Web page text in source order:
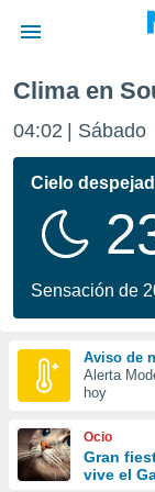
de
ha sido
calidad.
a este
las
y
forma
digital
basada
Clima en
04:02 Sábado
Cielo
Sensación de
Aviso de
Alerta
hoy
Ocio
Gran
vive el